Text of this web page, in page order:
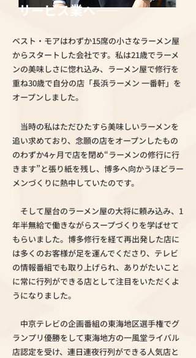
サービス業へ――
ベスト・モアはわずか15席の小さなラーメン屋
からスタートした会社です。私は21歳でラーメ
ンの美味しさに惚れ込み、ラーメン屋で修行を
重ね30歳で自分の店「長浜ラーメン 一番軒」を
オープンしました。
当時の私はただひたすら美味しいラーメンを
追い求めており、念願の店をオープンしたもの
のわずか4ヶ月で店を閉め“ラーメンの修行に行
きます”と張り紙を残し、博多へ向かうほどラー
メンづくりに熱中していたのです。
そして屋台のラーメン屋の大将に頼み込み、1
年半無給で働きながらスープづくりを学ばせて
もらいました。博多修行を経て再出発した店に
は多くのお客様が足を運んでくださり、テレビ
の情報番組でも取り上げられ、ありがたいこと
に常に行列ができる店として注目をいただくよ
うになりました。
中京テレビの企画番組の東海地区選手権でグ
ランプリ優勝をして東海地方の一風堂ライバル
店認定を受け、連日連夜行列ができる人気店と